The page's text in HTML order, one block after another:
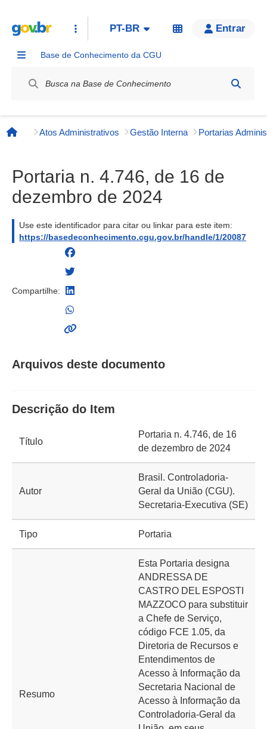
PT-BR Entrar
Base de Conhecimento da CGU
Página inicial
Atos Administrativos Gestão Interna
Portaria n. 4.746, de 16 de
dezembro de 2024
Use este identificador para citar ou linkar para este item:
https://basedeconhecimento.cgu.gov.br/handle/1/20087
Compartilhe:
Arquivos deste documento
Descrição do Item
Título
Portaria n. 4.746, de 16
de dezembro de 2024
Autor
Brasil. Controladoria-
Geral da União (CGU).
Secretaria-Executiva (SE)
Tipo Portaria
Resumo
Esta Portaria designa
ANDRESSA DE
CASTRO DEL ESPOSTI
MAZZOCO para substituir
a Chefe de Serviço,
código FCE 1.05, da
Diretoria de Recursos e
Entendimentos de
Acesso à Informação da
Secretaria Nacional de
Acesso à Informação da
Controladoria-Geral da